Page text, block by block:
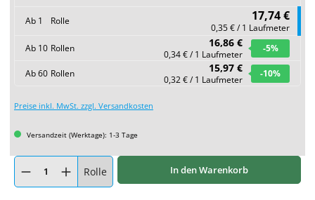
Ab 1 Rolle 17,74 €
0,35 € / 1 Laufmeter
Ab 10 Rollen 16,86 €
0,34 € / 1 Laufmeter
-5%
Ab60 Rollen 15,97 €
0,32 € / 1 Laufmeter
-10%
Preise inkl. MwSt. zzgl. Versandkosten
Versandzeit (Werktage): 1-3 Tage
Produkt Anzahl: Gib den gewünschten Wert ein oder benutze die Schaltflächen
Rolle In den Warenkorb